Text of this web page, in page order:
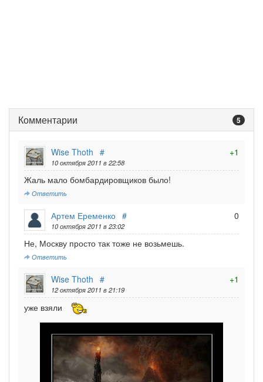
Комментарии 5
+1
Wise Thoth #
10 октября 2011 в 22:58
Жаль мало бомбардировщиков было!
Ответить
0
Артем Еременко #
10 октября 2011 в 23:02
Не, Москву просто так тоже не возьмешь.
Ответить
+1
Wise Thoth #
12 октября 2011 в 21:19
уже взяли